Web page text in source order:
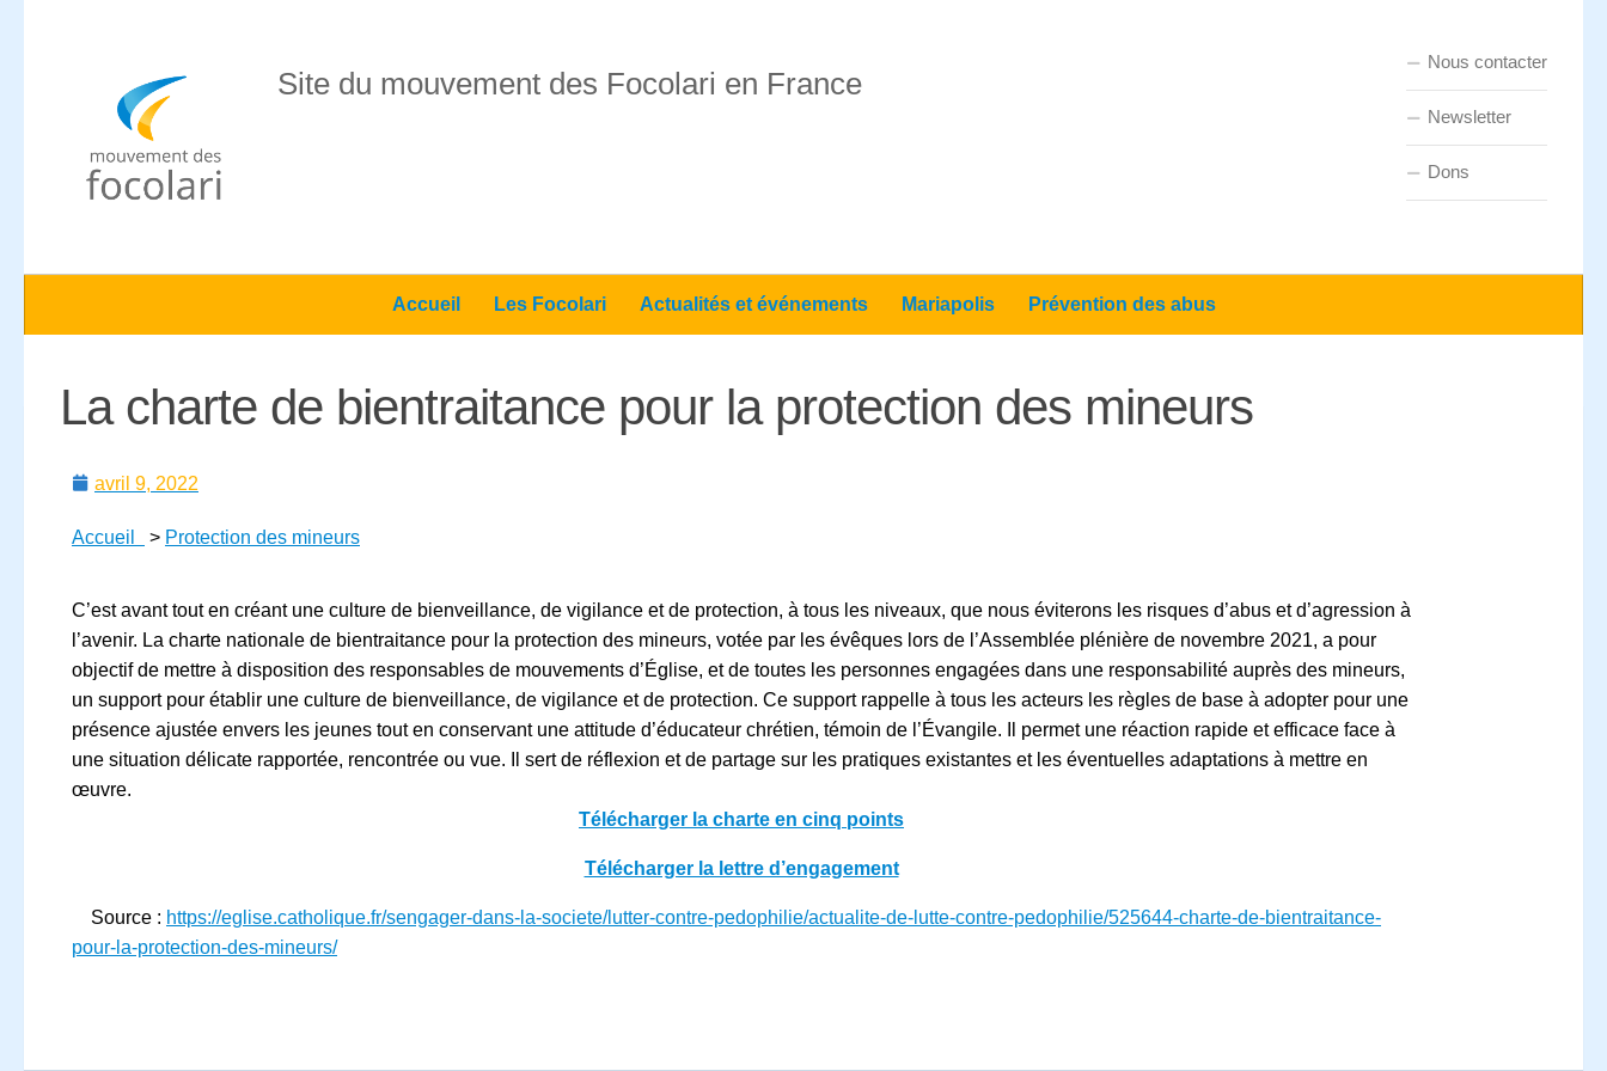
Site du mouvement des Focolari en France
Nous contacter
Newsletter
Dons
Accueil Les Focolari Actualités et événements Mariapolis Prévention des abus
La charte de bientraitance pour la protection des mineurs
avril 9, 2022
Accueil > Protection des mineurs
C’est avant tout en créant une culture de bienveillance, de vigilance et de protection, à tous les niveaux, que nous éviterons les risques d’abus et d’agression à
l’avenir. La charte nationale de bientraitance pour la protection des mineurs, votée par les évêques lors de l’Assemblée plénière de novembre 2021, a pour
objectif de mettre à disposition des responsables de mouvements d’Église, et de toutes les personnes engagées dans une responsabilité auprès des mineurs,
un support pour établir une culture de bienveillance, de vigilance et de protection. Ce support rappelle à tous les acteurs les règles de base à adopter pour une
présence ajustée envers les jeunes tout en conservant une attitude d’éducateur chrétien, témoin de l’Évangile. Il permet une réaction rapide et efficace face à
une situation délicate rapportée, rencontrée ou vue. Il sert de réflexion et de partage sur les pratiques existantes et les éventuelles adaptations à mettre en
œuvre.
Télécharger la charte en cinq points
Télécharger la lettre d’engagement
Source : https://eglise.catholique.fr/sengager-dans-la-societe/lutter-contre-pedophilie/actualite-de-lutte-contre-pedophilie/525644-charte-de-bientraitance-
pour-la-protection-des-mineurs/